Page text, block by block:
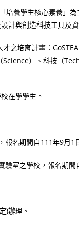
培養學生核心素養」
計與創造科技工具及
之培育計畫：
Science）、科技（
在學學生。
名期間自111年9月1
室之學校，報名期
)辦理。